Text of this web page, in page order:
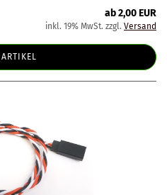
ab 2,00 EUR
inkl. 19% MwSt. zzgl. Versand